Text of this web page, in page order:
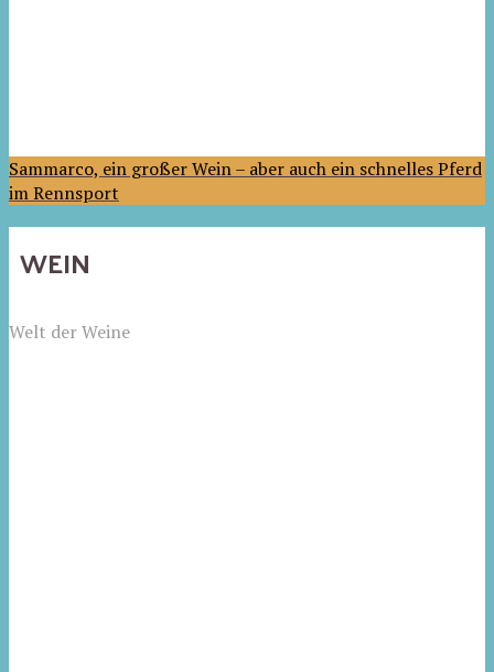
Sammarco, ein großer Wein – aber auch ein schnelles Pferd
im Rennsport
WEIN
Welt der Weine